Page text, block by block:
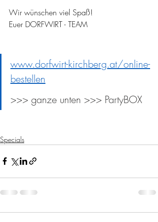
Wir wünschen viel Spaß!
Euer DORFWIRT - TEAM
www.dorfwirt-kirchberg.at/online-
bestellen
>>> ganze unten >>> PartyBOX
Specials